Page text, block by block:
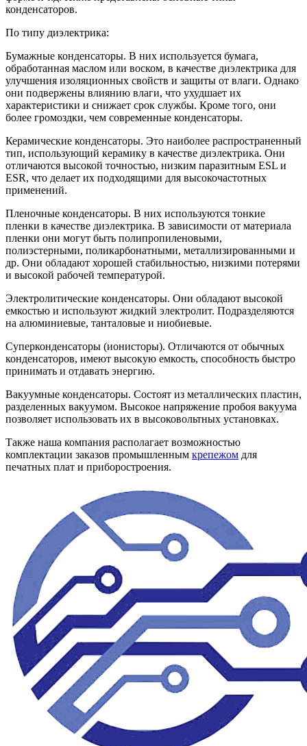
конденсаторов.
По типу диэлектрика:
Бумажные конденсаторы. В них используется бумага,
обработанная маслом или воском, в качестве диэлектрика для
улучшения изоляционных свойств и защиты от влаги. Однако
они подвержены влиянию влаги, что ухудшает их
характеристики и снижает срок службы. Кроме того, они
более громоздки, чем современные конденсаторы.
Керамические конденсаторы. Это наиболее распространенный
тип, использующий керамику в качестве диэлектрика. Они
отличаются высокой точностью, низким паразитным ESL и
ESR, что делает их подходящими для высокочастотных
применений.
Пленочные конденсаторы. В них используются тонкие
пленки в качестве диэлектрика. В зависимости от материала
пленки они могут быть полипропиленовыми,
полиэстерными, поликарбонатными, металлизированными и
др. Они обладают хорошей стабильностью, низкими потерями
и высокой рабочей температурой.
Электролитические конденсаторы. Они обладают высокой
емкостью и используют жидкий электролит. Подразделяются
на алюминиевые, танталовые и ниобиевые.
Суперконденсаторы (ионисторы). Отличаются от обычных
конденсаторов, имеют высокую емкость, способность быстро
принимать и отдавать энергию.
Вакуумные конденсаторы. Состоят из металлических пластин,
разделенных вакуумом. Высокое напряжение пробоя вакуума
позволяет использовать их в высоковольтных установках.
Также наша компания располагает возможностью
комплектации заказов промышленным крепежом для
печатных плат и приборостроения.